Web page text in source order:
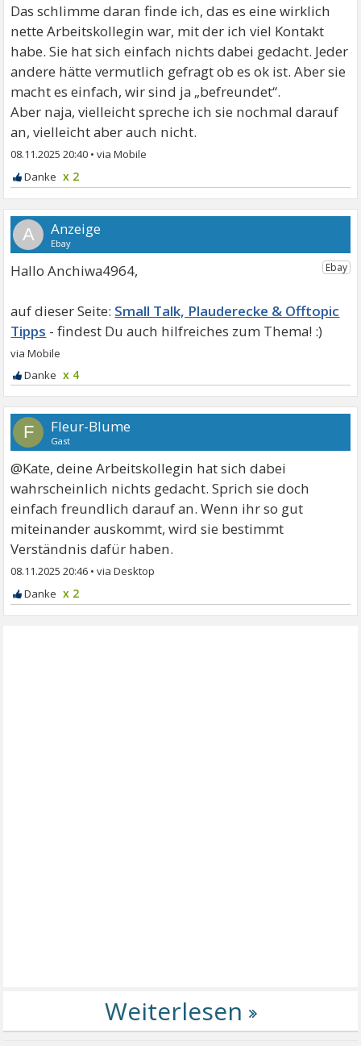
Das schlimme daran finde ich, das es eine wirklich
nette Arbeitskollegin war, mit der ich viel Kontakt
habe. Sie hat sich einfach nichts dabei gedacht. Jeder
andere hätte vermutlich gefragt ob es ok ist. Aber sie
macht es einfach, wir sind ja „befreundet“.
Aber naja, vielleicht spreche ich sie nochmal darauf
an, vielleicht aber auch nicht.
08.11.2025 20:40 •
x 2
A
Hallo Anchiwa4964,
Small Talk, Plauderecke & Offtopic
Tipps
x 4
F Fleur-Blume
Gast
@Kate, deine Arbeitskollegin hat sich dabei
wahrscheinlich nichts gedacht. Sprich sie doch
einfach freundlich darauf an. Wenn ihr so gut
miteinander auskommt, wird sie bestimmt
Verständnis dafür haben.
08.11.2025 20:46 •
x 2